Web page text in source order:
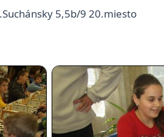
5,5b/9 20.miesto